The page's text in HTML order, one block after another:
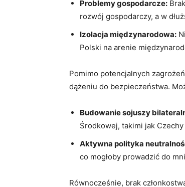
Problemy gospodarcze:
rozwój gospodarczy, a w
Izolacja ‌międzynarodowa:
Polski na arenie
Pomimo potencjalnych
dążeniu do bezpieczeństwa.
Budowanie sojuszy
Środkowej, ‌takimi jak Czechy
Aktywna polityka
co mogłoby⁣ prowadzić do
Równocześnie, brak